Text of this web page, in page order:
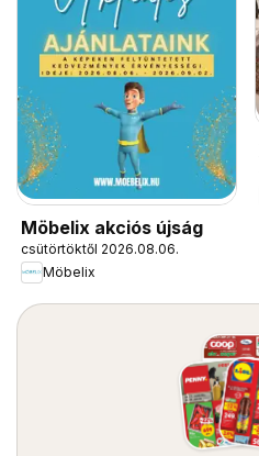
Möbelix akciós újság
csütörtöktől 2026.08.06.
Möbelix